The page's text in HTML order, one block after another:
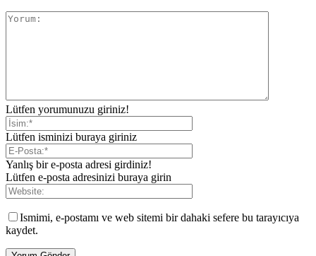
Lütfen yorumunuzu giriniz!
Lütfen isminizi buraya giriniz
Yanlış bir e-posta adresi girdiniz!
Lütfen e-posta adresinizi buraya girin
Ismimi, e-postamı ve web sitemi bir dahaki sefere bu tarayıcıya
kaydet.